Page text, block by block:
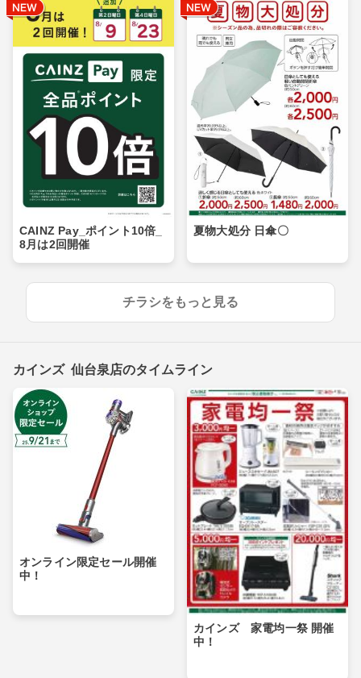
CAINZ Pay_ポイント10倍_
8月は2回開催
夏物大処分 日傘〇
チラシをもっと見る
カインズ 仙台泉店のタイムライン
オンライン限定セール開催
中！
カインズ 家電均一祭 開催
中！